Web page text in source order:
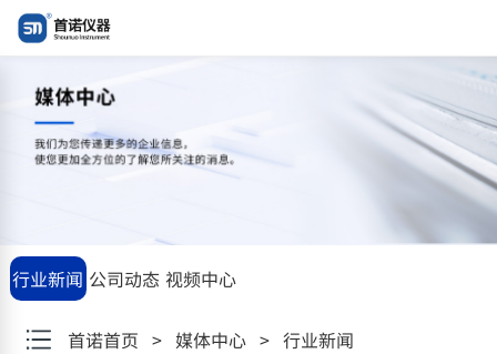
行业新闻 公司动态 视频中心
首诺首页 > 媒体中心> 行业新闻